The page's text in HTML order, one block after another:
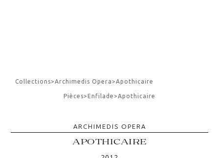
Collections>Archimedis Opera>Apothicaire
Pièces> Enfilade>Apothicaire
ARCHIMEDIS OPERA
APOTHICAIRE